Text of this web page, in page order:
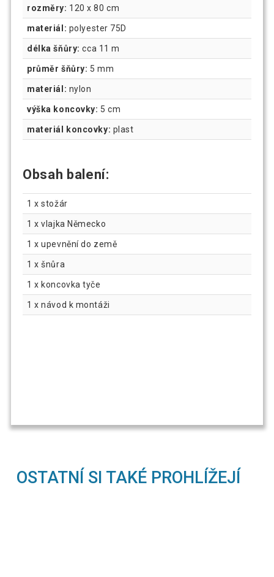
rozměry: 120 x 80 cm
materiál: polyester 75D
délka šňůry: cca 11 m
průměr šňůry: 5 mm
materiál: nylon
výška koncovky: 5 cm
materiál koncovky: plast
Obsah balení:
1 x stožár
1 x vlajka Německo
1 x upevnění do země
1 x šnůra
1 x koncovka tyče
1 x návod k montáži
OSTATNÍ SI TAKÉ PROHLÍŽEJÍ